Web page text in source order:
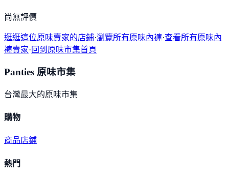
尚無評價
逛逛這位原味賣家的店鋪·瀏覽所有原味內褲·查看所有原味內
褲賣家·回到原味市集首頁
Panties 原味市集
台灣最大的原味市集
購物
商品店鋪
熱門